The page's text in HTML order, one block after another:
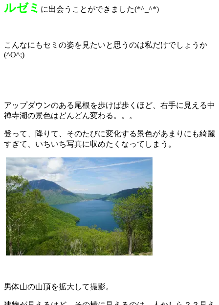
ルゼミ に出会うことができました(*^_^*)
こんなにもセミの姿を見たいと思うのは私だけでしょうか
(^O^;)
アップダウンのある尾根を歩けば歩くほど、右手に見える中
禅寺湖の景色はどんどん変わる。。。
登って、降りて、そのたびに変化する景色があまりにも綺麗
すぎて、いちいち写真に収めたくなってしまう。
男体山の山頂を拡大して撮影。